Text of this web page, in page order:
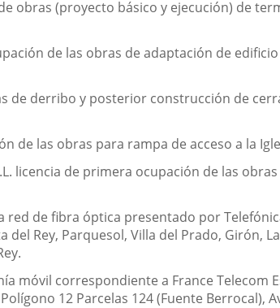
obras (proyecto básico y ejecución) de
de las obras de adaptación de
de derribo y posterior construcción de
de las obras para rampa de acceso a la
licencia de primera ocupación de las
de fibra óptica presentado por
Rey, Parquesol, Villa del Prado, Girón,
móvil correspondiente a France Telecom
12 Parcelas 124 (Fuente Berrocal),